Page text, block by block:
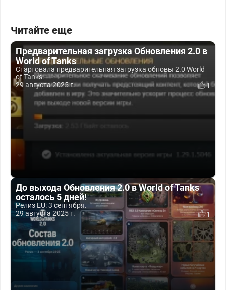
Читайте еще
Предварительная загрузка Обновления 2.0 в
World of Tanks
Стартовала предварительная загрузка обновы 2.0 World
of Tanks.
29 августа 2025 г.
1
До выхода Обновления 2.0 в World of Tanks
осталось 5 дней!
Релиз EU: 3 сентября.
29 августа 2025 г.
1